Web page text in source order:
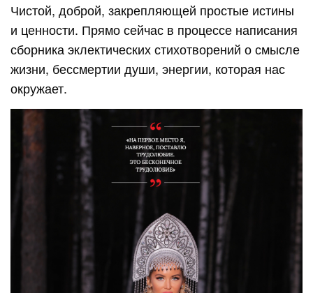
Чистой, доброй, закрепляющей простые истины
и ценности. Прямо сейчас в процессе написания
сборника эклектических стихотворений о смысле
жизни, бессмертии души, энергии, которая нас
окружает.